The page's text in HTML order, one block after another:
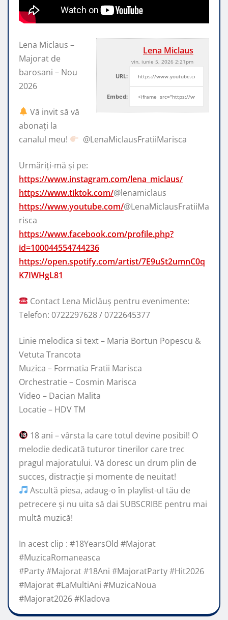
Lena Miclaus
vin, iunie 5, 2026 2:21pm
URL:
Embed:
Lena Miclaus –
Majorat de
barosani – Nou
2026
Vă invit să vă
abonați la
canalul meu!
​⁠ @LenaMiclausFratiiMarisca
Urmăriți-mă și pe:
https://www.instagram.com/lena_miclaus/
https://www.tiktok.com/@lenamiclaus
https://www.youtube.com/@LenaMiclausFratiiMa
risca
https://www.facebook.com/profile.php?
id=100044554744236
https://open.spotify.com/artist/7E9uSt2umnC0q
K7IWHgL81
Contact Lena Miclăuș pentru evenimente:
Telefon: 0722297628 / 0722645377
Linie melodica si text – Maria Bortun Popescu &
Vetuta Trancota
Muzica – Formatia Fratii Marisca
Orchestratie – Cosmin Marisca
Video – Dacian Malita
Locatie – HDV TM
18 ani – vârsta la care totul devine posibil! O
melodie dedicată tuturor tinerilor care trec
pragul majoratului. Vă doresc un drum plin de
succes, distracție și momente de neuitat!
Ascultă piesa, adaug-o în playlist-ul tău de
petrecere și nu uita să dai SUBSCRIBE pentru mai
multă muzică!
In acest clip : #18YearsOld #Majorat
#MuzicaRomaneasca
#Party #Majorat #18Ani #MajoratParty #Hit2026
#Majorat #LaMultiAni #MuzicaNoua
#Majorat2026 #Kladova